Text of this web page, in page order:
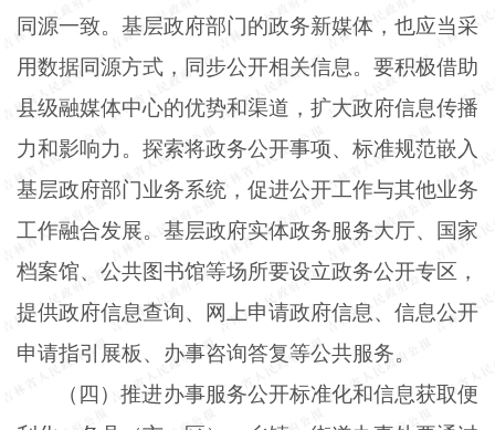
同源一致。基层政府部门的政务新媒体，也应当采
用数据同源方式，同步公开相关信息。要积极借助
县级融媒体中心的优势和渠道，扩大政府信息传播
力和影响力。探索将政务公开事项、标准规范嵌入
基层政府部门业务系统，促进公开工作与其他业务
工作融合发展。基层政府实体政务服务大厅、国家
档案馆、公共图书馆等场所要设立政务公开专区，
提供政府信息查询、网上申请政府信息、信息公开
申请指引展板、办事咨询答复等公共服务。
（四）推进办事服务公开标准化和信息获取便